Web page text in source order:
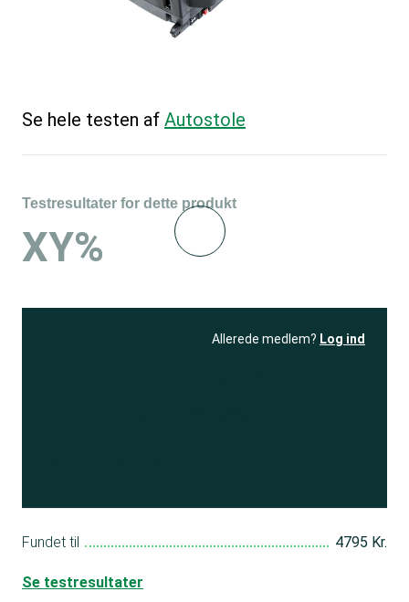
Se hele testen af Autostole
Testresultater for dette produkt
XY%
Allerede medlem? Log ind
Fundet til 4795 Kr.
Se testresultater